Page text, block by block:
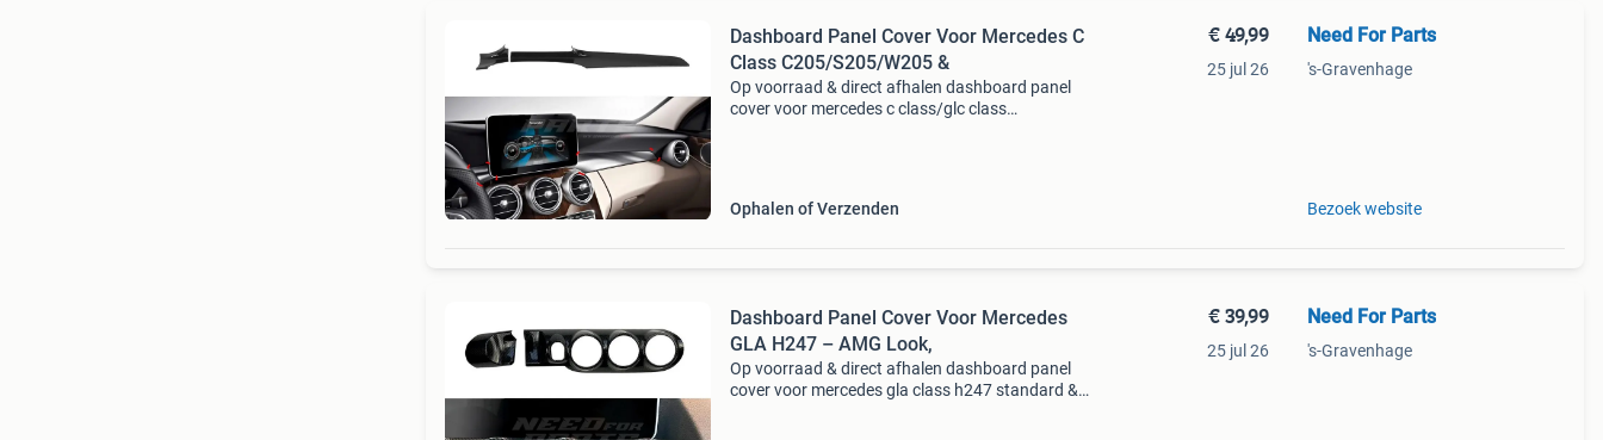
Dashboard Panel Cover Voor Mercedes C
Class C205/S205/W205 &
Op voorraad & direct afhalen dashboard panel
cover voor mercedes c class/glc class
Ophalen of Verzenden
€ 49,99
25 jul 26
Need For Parts
's-Gravenhage
Bezoek website
Dashboard Panel Cover Voor Mercedes
GLA H247 – AMG Look,
Op voorraad & direct afhalen dashboard panel
cover voor mercedes gla class h247 standard &
€ 39,99
25 jul 26
Need For Parts
's-Gravenhage